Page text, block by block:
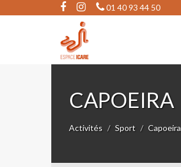
01 40 93 44 50
CAPOEIRA
Activités Sport Capoeira